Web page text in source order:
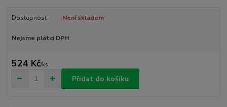
Dostupnost Není skladem
Nejsme plátci DPH
524 Kč/ks
Přidat do košíku